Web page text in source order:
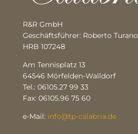
R&R GmbH
Geschäftsführer: Roberto Turano
HRB 107248
Am Tennisplatz 13
64546 Mörfelden-Walldorf
Tel.: 06105.27 99 33
Fax: 06105.96 75 60
e-Mail: info@tp-calabria.de